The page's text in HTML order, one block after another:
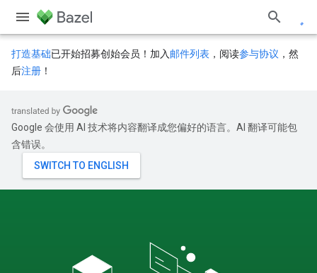
打造基础已开始招募创始会员！加入 邮件列表 ，阅读参与协议 ，然
后注册 ！
Google 会使用 AI 技术将内容翻译成您偏好的语言。AI 翻译可能包
含错误。